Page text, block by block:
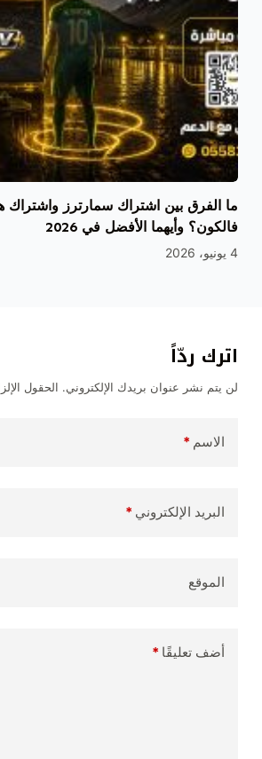
ما الفرق بين اشتراك سمارترز واشتراك
فالكون؟ وأيهما الأفضل في 2026
4 يونيو، 2026
اترك ردّاً
لن يتم نشر عنوان بريدك الإلكتروني. الحقول
الاسم *
البريد الإلكتروني *
الموقع
أضف تعليقًا *